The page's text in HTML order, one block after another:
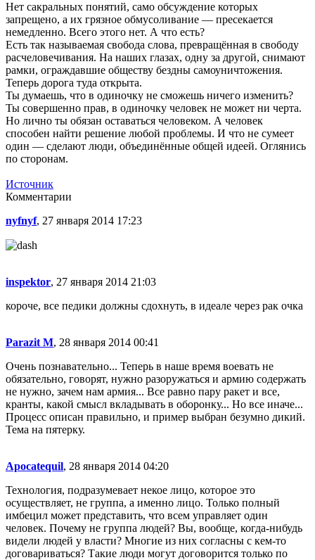
Нет сакральных понятий, само обсуждение которых
запрещено, а их грязное обмусоливание — пресекается
немедленно. Всего этого нет. А что есть?
Есть так называемая свобода слова, превращённая в свободу
расчеловечивания. На наших глазах, одну за другой, снимают
рамки, ограждавшие обществу бездны самоуничтожения.
Теперь дорога туда открыта.
Ты думаешь, что в одиночку не сможешь ничего изменить?
Ты совершенно прав, в одиночку человек не может ни черта.
Но лично ты обязан оставаться человеком. А человек
способен найти решение любой проблемы. И что не сумеет
один — сделают люди, объединённые общей идеей. Оглянись
по сторонам.
Источник
Комментарии
nyfnyf, 27 января 2014 17:23
inspektor, 27 января 2014 21:03
короче, все педики должны сдохнуть, в идеале через рак очка
Parazit M, 28 января 2014 00:41
Очень познавательно... Теперь в наше время воевать не
обязательно, говорят, нужно разоружаться и армию содержать
не нужно, зачем нам армия... Все равно пару ракет и все,
кранты, какой смысл вкладывать в оборонку... Но все иначе...
Процесс описан правильно, и пример выбран безумно дикий.
Тема на пятерку.
Apocatequil, 28 января 2014 04:20
Технология, подразумевает некое лицо, которое это
осуществляет, не группа, а именно лицо. Только полный
имбецил может представить, что всем управляет один
человек. Почему не группа людей? Вы, вообще, когда-нибудь
видели людей у власти? Многие из них согласны с кем-то
договариваться? Такие люди могут договорится только по